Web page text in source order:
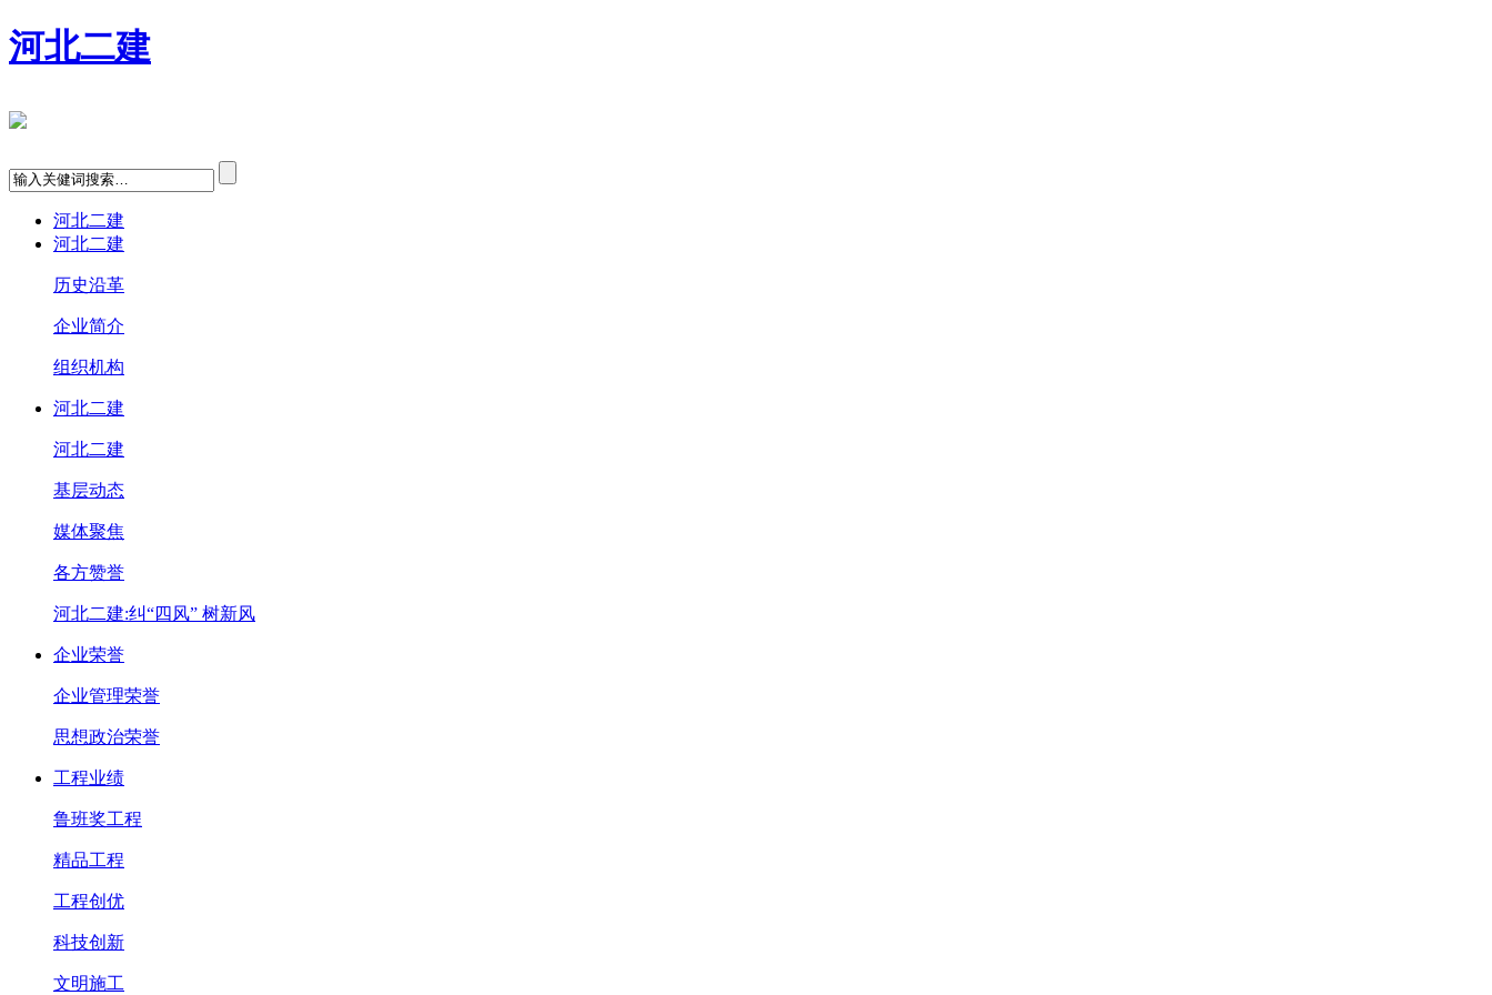
河北二建
河北二建
河北二建
历史沿革
企业简介
组织机构
河北二建
河北二建
基层动态
媒体聚焦
各方赞誉
河北二建:纠“四风” 树新风
企业荣誉
企业管理荣誉
思想政治荣誉
工程业绩
鲁班奖工程
精品工程
工程创优
科技创新
文明施工